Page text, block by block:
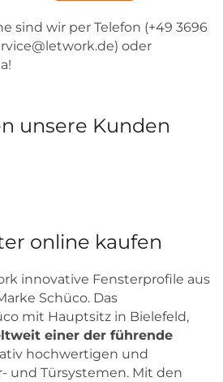
sind wir per Telefon (+49 3696
oder
unsere Kunden
online kaufen
innovative Fensterprofile aus
Schüco. Das
mit Hauptsitz in Bielefeld,
einer der führende
hochwertigen und
und Türsystemen. Mit den